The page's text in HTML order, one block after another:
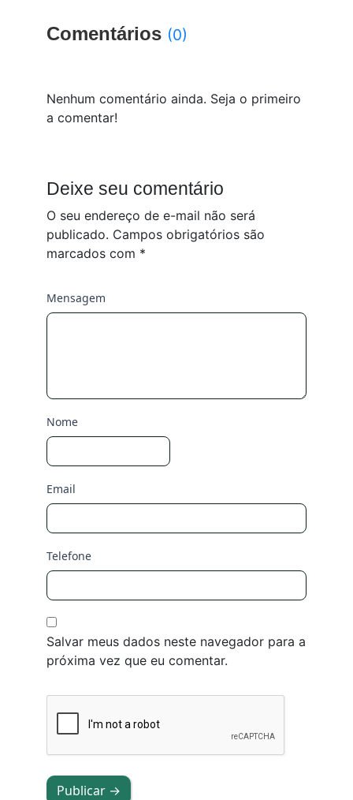
Comentários (0)
Nenhum comentário ainda. Seja o primeiro
a comentar!
Deixe seu comentário
O seu endereço de e-mail não será
publicado. Campos obrigatórios são
marcados com *
Mensagem
Nome
Email
Telefone
Salvar meus dados neste navegador para a
próxima vez que eu comentar.
Publicar →